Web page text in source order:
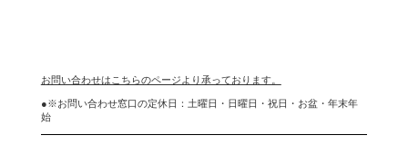
●※お問い合わせ窓口の定休日：土曜日・日曜日・祝日・お盆・年末年
始
お問い合わせはこちらのページより承っております。